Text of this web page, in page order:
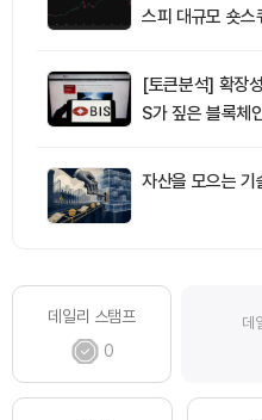
스피 대규모 숏스
[토큰분석] 확장
S가 짚은 블록체
자산을 모으는 기
데일리 스탬프
0
데